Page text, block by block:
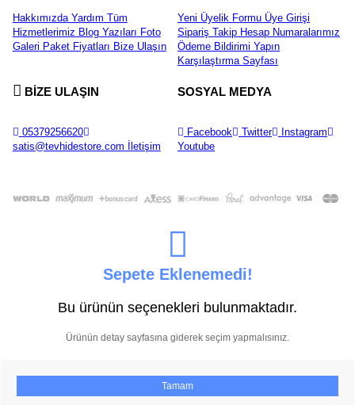
HakkımızdaYardım Tüm
Hizmetlerimiz Blog Yazıları Foto
Galeri Paket Fiyatları Bize Ulaşın
Yeni Üyelik Formu Üye Girişi
Sipariş Takip Hesap Numaralarımız
Ödeme Bildirimi Yapın
Karşılaştırma Sayfası
BİZE ULAŞIN
05379256620
satis@tevhidestore.com İletişim
SOSYAL MEDYA
Facebook Twitter
Instagram
Youtube
Sepete Eklenemedi!
Bu ürünün seçenekleri bulunmaktadır.
Ürünün detay sayfasına giderek seçim yapmalısınız.
Tamam